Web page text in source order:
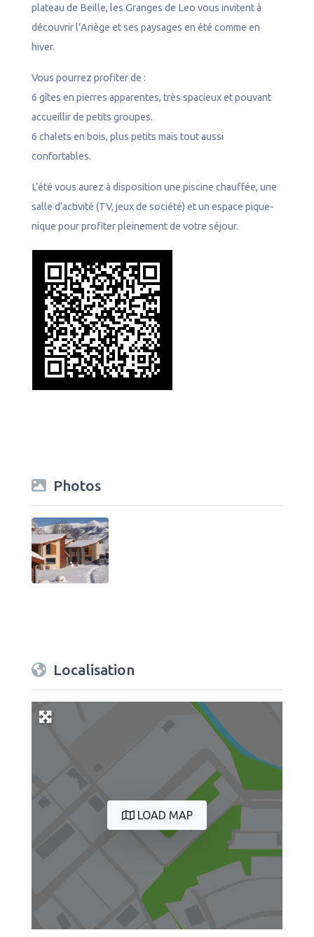
plateau de Beille, les Granges de Leo vous invitent à
découvrir l’Ariège et ses paysages en été comme en
hiver.
Vous pourrez profiter de :
6 gîtes en pierres apparentes, très spacieux et pouvant
accueillir de petits groupes.
6 chalets en bois, plus petits mais tout aussi
confortables.
L’été vous aurez à disposition une piscine chauffée, une
salle d’activité (TV, jeux de société) et un espace pique-
nique pour profiter pleinement de votre séjour.
Photos
Localisation
LOAD MAP
l